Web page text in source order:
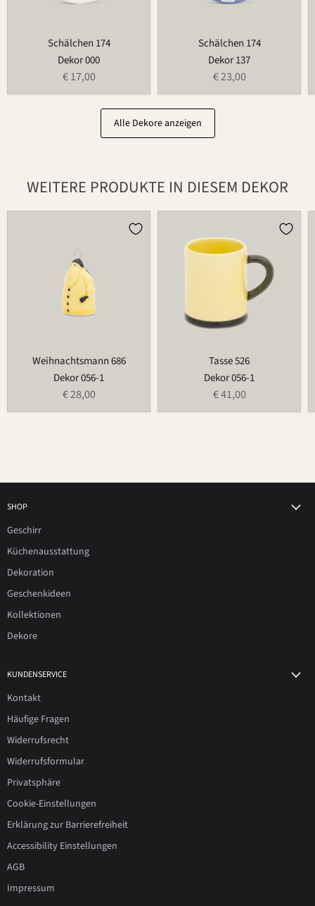
Schälchen 174
Dekor 000
€ 17,00
Schälchen 174
Dekor 137
€ 23,00
Alle Dekore anzeigen
WEITERE PRODUKTE IN DIESEM DEKOR
Weihnachtsmann 686
Dekor 056-1
€ 28,00
Tasse 526
Dekor 056-1
€ 41,00
SHOP
Geschirr
Küchenausstattung
Dekoration
Geschenkideen
Kollektionen
Dekore
KUNDENSERVICE
Kontakt
Häufige Fragen
Widerrufsrecht
Widerrufsformular
Privatsphäre
Cookie-Einstellungen
Erklärung zur Barrierefreiheit
Accessibility Einstellungen
AGB
Impressum